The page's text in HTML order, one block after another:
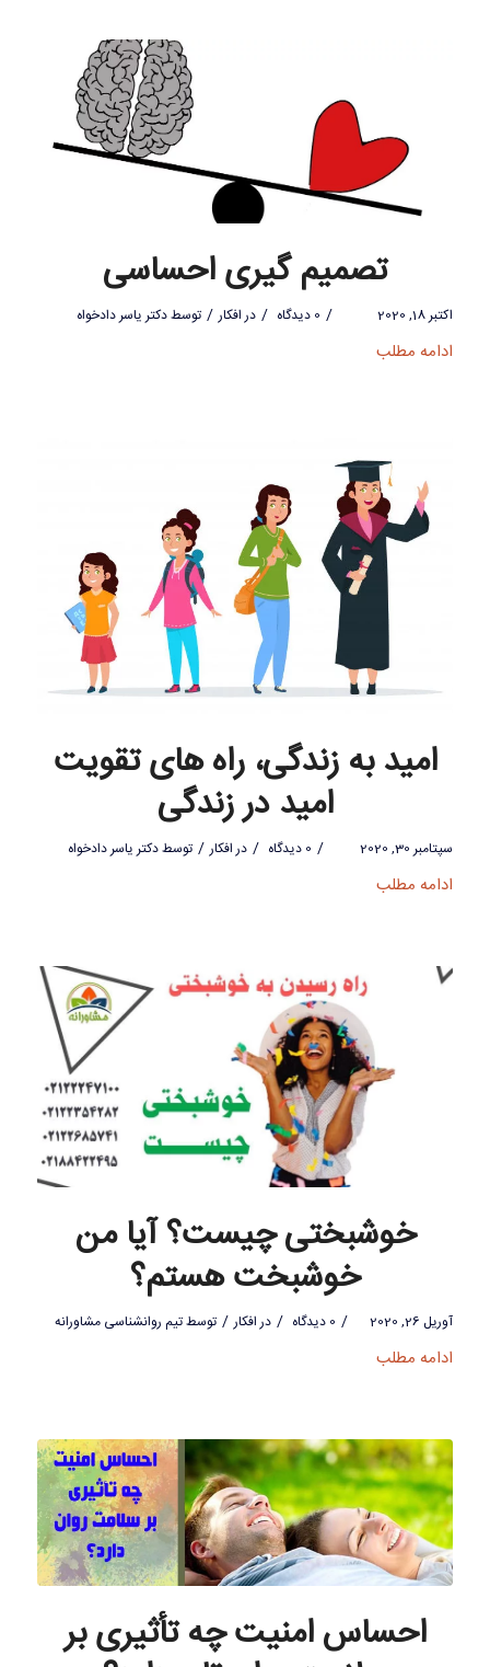
تصمیم گیری احساسی
اکتبر 18, 2020 / 0 دیدگاه / درافکار / توسطدکتر یاسر دادخواه
ادامه مطلب
امید به زندگی، راه های تقویت
امید در زندگی
سپتامبر 30, 2020 / 0 دیدگاه / درافکار / توسطدکتر یاسر دادخواه
ادامه مطلب
خوشبختی چیست؟ آیا من
خوشبخت هستم؟
آوریل 26, 2020 / 0 دیدگاه / در افکار / توسطتیم روانشناسی مشاورانه
ادامه مطلب
احساس امنیت چه تأثیری بر